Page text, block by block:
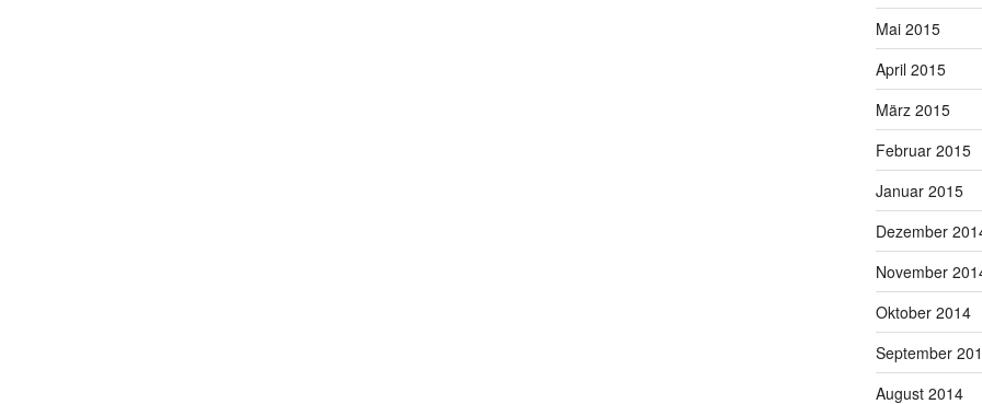
Mai 2015
April 2015
März 2015
Februar 2015
Januar 2015
Dezember
November
Oktober 2014
September
August 2014